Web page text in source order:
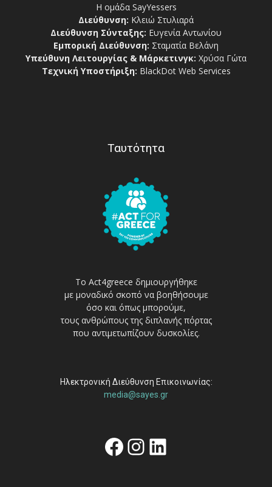
Η ομάδα SayYessers
Διεύθυνση: Κλειώ Στυλιαρά
Διεύθυνση Σύνταξης: Ευγενία Αντωνίου
Εμπορική Διεύθυνση: Σταματία Βελάνη
Υπεύθυνη Λειτουργίας & Μάρκετινγκ: Χρύσα Γώτα
Τεχνική Υποστήριξη: BlackDot Web Services
Ταυτότητα
Το Act4greece δημιουργήθηκε
με μοναδικό σκοπό να βοηθήσουμε
όσο και όπως μπορούμε,
τους ανθρώπους της διπλανής πόρτας
που αντιμετωπίζουν δυσκολίες.
Ηλεκτρονική Διεύθυνση Επικοινωνίας:
media@sayes.gr
Facebook
Instagram
Linkedin